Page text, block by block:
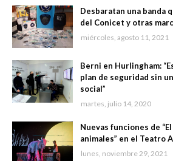
Desbaratan una banda
del Conicet y otras
miércoles, agosto 11, 2021
Berni en Hurlingham:
plan de seguridad sin
social”
martes, julio 14, 2020
Nuevas funciones de
animales” en el Teatro
lunes, noviembre 29, 2021